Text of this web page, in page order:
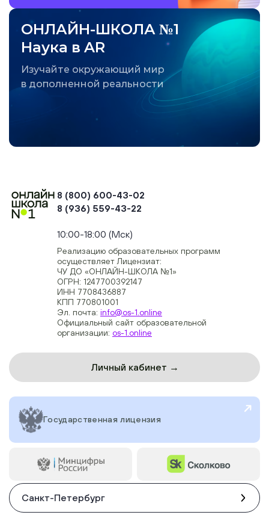
ОНЛАЙН-ШКОЛА №1
Наука в AR
Изучайте окружающий мир
в дополненной реальности
8 (800) 600-43-02
8 (936) 559-43-22
10:00-18:00 (Мск)
Реализацию образовательных программ
осуществляет Лицензиат:
ЧУ ДО «ОНЛАЙН-ШКОЛА №1»
ОГРН: 1247700392147
ИНН 7708436887
КПП 770801001
Эл. почта: info@os-1.online
Официальный сайт образовательной
организации: os-1.online
Личный кабинет →
Государственная лицензия
Санкт-Петербург